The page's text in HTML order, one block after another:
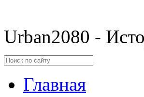
Urban2080 -
Главная